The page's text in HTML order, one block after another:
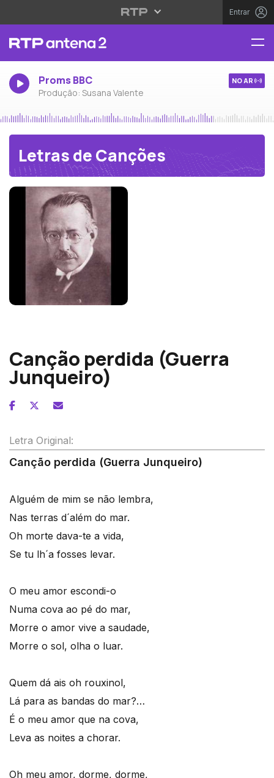
Entrar
Proms BBC
Produção: Susana Valente
NO AR
Letras de Canções
Canção perdida (Guerra
Junqueiro)
Letra Original:
Canção perdida (Guerra Junqueiro)
Alguém de mim se não lembra,
Nas terras d´além do mar.
Oh morte dava-te a vida,
Se tu lh´a fosses levar.
O meu amor escondi-o
Numa cova ao pé do mar,
Morre o amor vive a saudade,
Morre o sol, olha o luar.
Quem dá ais oh rouxinol,
Lá para as bandas do mar?…
É o meu amor que na cova,
Leva as noites a chorar.
Oh meu amor, dorme, dorme,